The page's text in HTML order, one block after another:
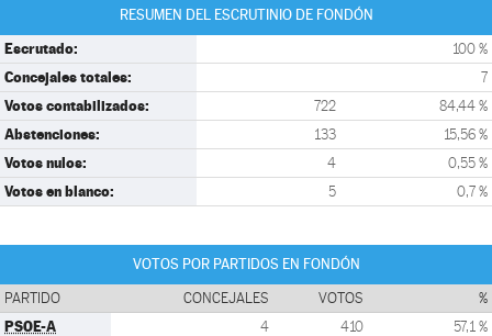
RESUMEN DEL ESCRUTINIO DE FONDÓN
Escrutado: 100 %
Concejales totales: 7
Votos contabilizados: 722 84,44 %
Abstenciones: 133 15,56 %
Votos nulos: 4 0,55 %
Votos en blanco: 5 0,7 %
VOTOS POR PARTIDOS EN FONDÓN
PARTIDO CONCEJALES VOTOS %
PSOE-A 4 410 57,1 %